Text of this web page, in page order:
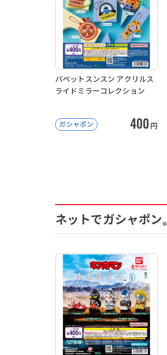
パペットスンスン アクリルス
ライドミラーコレクション
ガシャポン 400円
ネットでガシャポン®